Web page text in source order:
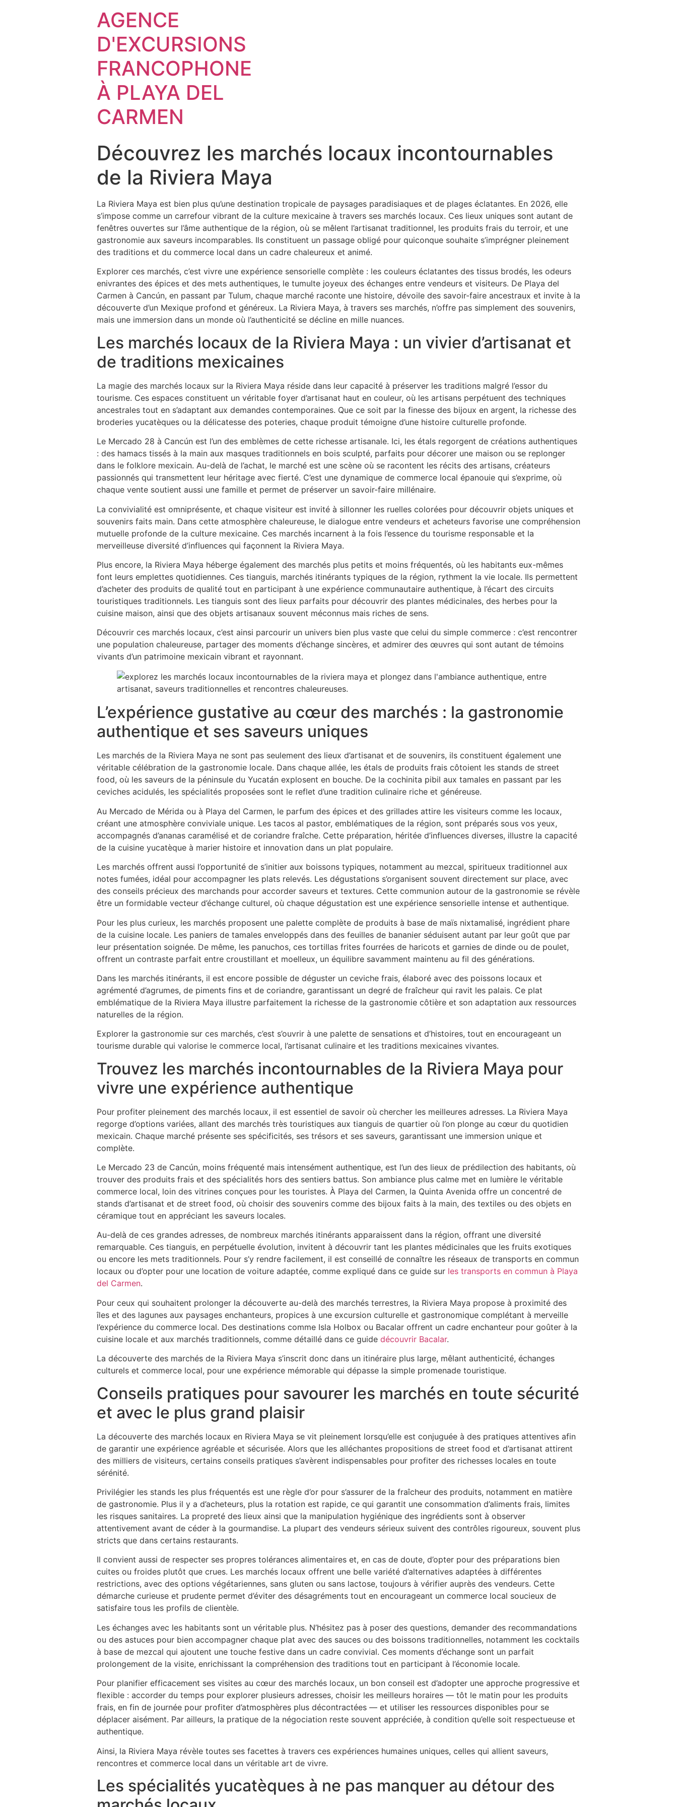
AGENCE
D'EXCURSIONS
FRANCOPHONE
À PLAYA DEL
CARMEN
Découvrez les marchés locaux incontournables
de la Riviera Maya
La Riviera Maya est bien plus qu’une destination tropicale de paysages paradisiaques et de plages éclatantes. En 2026, elle
s’impose comme un carrefour vibrant de la culture mexicaine à travers ses marchés locaux. Ces lieux uniques sont autant de
fenêtres ouvertes sur l’âme authentique de la région, où se mêlent l’artisanat traditionnel, les produits frais du terroir, et une
gastronomie aux saveurs incomparables. Ils constituent un passage obligé pour quiconque souhaite s’imprégner pleinement
des traditions et du commerce local dans un cadre chaleureux et animé.
Explorer ces marchés, c’est vivre une expérience sensorielle complète : les couleurs éclatantes des tissus brodés, les odeurs
enivrantes des épices et des mets authentiques, le tumulte joyeux des échanges entre vendeurs et visiteurs. De Playa del
Carmen à Cancún, en passant par Tulum, chaque marché raconte une histoire, dévoile des savoir-faire ancestraux et invite à la
découverte d’un Mexique profond et généreux. La Riviera Maya, à travers ses marchés, n’offre pas simplement des souvenirs,
mais une immersion dans un monde où l’authenticité se décline en mille nuances.
Les marchés locaux de la Riviera Maya : un vivier d’artisanat et
de traditions mexicaines
La magie des marchés locaux sur la Riviera Maya réside dans leur capacité à préserver les traditions malgré l’essor du
tourisme. Ces espaces constituent un véritable foyer d’artisanat haut en couleur, où les artisans perpétuent des techniques
ancestrales tout en s’adaptant aux demandes contemporaines. Que ce soit par la finesse des bijoux en argent, la richesse des
broderies yucatèques ou la délicatesse des poteries, chaque produit témoigne d’une histoire culturelle profonde.
Le Mercado 28 à Cancún est l’un des emblèmes de cette richesse artisanale. Ici, les étals regorgent de créations authentiques
: des hamacs tissés à la main aux masques traditionnels en bois sculpté, parfaits pour décorer une maison ou se replonger
dans le folklore mexicain. Au-delà de l’achat, le marché est une scène où se racontent les récits des artisans, créateurs
passionnés qui transmettent leur héritage avec fierté. C’est une dynamique de commerce local épanouie qui s’exprime, où
chaque vente soutient aussi une famille et permet de préserver un savoir-faire millénaire.
La convivialité est omniprésente, et chaque visiteur est invité à sillonner les ruelles colorées pour découvrir objets uniques et
souvenirs faits main. Dans cette atmosphère chaleureuse, le dialogue entre vendeurs et acheteurs favorise une compréhension
mutuelle profonde de la culture mexicaine. Ces marchés incarnent à la fois l’essence du tourisme responsable et la
merveilleuse diversité d’influences qui façonnent la Riviera Maya.
Plus encore, la Riviera Maya héberge également des marchés plus petits et moins fréquentés, où les habitants eux-mêmes
font leurs emplettes quotidiennes. Ces tianguis, marchés itinérants typiques de la région, rythment la vie locale. Ils permettent
d’acheter des produits de qualité tout en participant à une expérience communautaire authentique, à l’écart des circuits
touristiques traditionnels. Les tianguis sont des lieux parfaits pour découvrir des plantes médicinales, des herbes pour la
cuisine maison, ainsi que des objets artisanaux souvent méconnus mais riches de sens.
Découvrir ces marchés locaux, c’est ainsi parcourir un univers bien plus vaste que celui du simple commerce : c’est rencontrer
une population chaleureuse, partager des moments d’échange sincères, et admirer des œuvres qui sont autant de témoins
vivants d’un patrimoine mexicain vibrant et rayonnant.
L’expérience gustative au cœur des marchés : la gastronomie
authentique et ses saveurs uniques
Les marchés de la Riviera Maya ne sont pas seulement des lieux d’artisanat et de souvenirs, ils constituent également une
véritable célébration de la gastronomie locale. Dans chaque allée, les étals de produits frais côtoient les stands de street
food, où les saveurs de la péninsule du Yucatán explosent en bouche. De la cochinita pibil aux tamales en passant par les
ceviches acidulés, les spécialités proposées sont le reflet d’une tradition culinaire riche et généreuse.
Au Mercado de Mérida ou à Playa del Carmen, le parfum des épices et des grillades attire les visiteurs comme les locaux,
créant une atmosphère conviviale unique. Les tacos al pastor, emblématiques de la région, sont préparés sous vos yeux,
accompagnés d’ananas caramélisé et de coriandre fraîche. Cette préparation, héritée d’influences diverses, illustre la capacité
de la cuisine yucatèque à marier histoire et innovation dans un plat populaire.
Les marchés offrent aussi l’opportunité de s’initier aux boissons typiques, notamment au mezcal, spiritueux traditionnel aux
notes fumées, idéal pour accompagner les plats relevés. Les dégustations s’organisent souvent directement sur place, avec
des conseils précieux des marchands pour accorder saveurs et textures. Cette communion autour de la gastronomie se révèle
être un formidable vecteur d’échange culturel, où chaque dégustation est une expérience sensorielle intense et authentique.
Pour les plus curieux, les marchés proposent une palette complète de produits à base de maïs nixtamalisé, ingrédient phare
de la cuisine locale. Les paniers de tamales enveloppés dans des feuilles de bananier séduisent autant par leur goût que par
leur présentation soignée. De même, les panuchos, ces tortillas frites fourrées de haricots et garnies de dinde ou de poulet,
offrent un contraste parfait entre croustillant et moelleux, un équilibre savamment maintenu au fil des générations.
Dans les marchés itinérants, il est encore possible de déguster un ceviche frais, élaboré avec des poissons locaux et
agrémenté d’agrumes, de piments fins et de coriandre, garantissant un degré de fraîcheur qui ravit les palais. Ce plat
emblématique de la Riviera Maya illustre parfaitement la richesse de la gastronomie côtière et son adaptation aux ressources
naturelles de la région.
Explorer la gastronomie sur ces marchés, c’est s’ouvrir à une palette de sensations et d’histoires, tout en encourageant un
tourisme durable qui valorise le commerce local, l’artisanat culinaire et les traditions mexicaines vivantes.
Trouvez les marchés incontournables de la Riviera Maya pour
vivre une expérience authentique
Pour profiter pleinement des marchés locaux, il est essentiel de savoir où chercher les meilleures adresses. La Riviera Maya
regorge d’options variées, allant des marchés très touristiques aux tianguis de quartier où l’on plonge au cœur du quotidien
mexicain. Chaque marché présente ses spécificités, ses trésors et ses saveurs, garantissant une immersion unique et
complète.
Le Mercado 23 de Cancún, moins fréquenté mais intensément authentique, est l’un des lieux de prédilection des habitants, où
trouver des produits frais et des spécialités hors des sentiers battus. Son ambiance plus calme met en lumière le véritable
commerce local, loin des vitrines conçues pour les touristes. À Playa del Carmen, la Quinta Avenida offre un concentré de
stands d’artisanat et de street food, où choisir des souvenirs comme des bijoux faits à la main, des textiles ou des objets en
céramique tout en appréciant les saveurs locales.
Au-delà de ces grandes adresses, de nombreux marchés itinérants apparaissent dans la région, offrant une diversité
remarquable. Ces tianguis, en perpétuelle évolution, invitent à découvrir tant les plantes médicinales que les fruits exotiques
ou encore les mets traditionnels. Pour s’y rendre facilement, il est conseillé de connaître les réseaux de transports en commun
locaux ou d’opter pour une location de voiture adaptée, comme expliqué dans ce guide sur les transports en commun à Playa
del Carmen.
Pour ceux qui souhaitent prolonger la découverte au-delà des marchés terrestres, la Riviera Maya propose à proximité des
îles et des lagunes aux paysages enchanteurs, propices à une excursion culturelle et gastronomique complétant à merveille
l’expérience du commerce local. Des destinations comme Isla Holbox ou Bacalar offrent un cadre enchanteur pour goûter à la
cuisine locale et aux marchés traditionnels, comme détaillé dans ce guide découvrir Bacalar.
La découverte des marchés de la Riviera Maya s’inscrit donc dans un itinéraire plus large, mêlant authenticité, échanges
culturels et commerce local, pour une expérience mémorable qui dépasse la simple promenade touristique.
Conseils pratiques pour savourer les marchés en toute sécurité
et avec le plus grand plaisir
La découverte des marchés locaux en Riviera Maya se vit pleinement lorsqu’elle est conjuguée à des pratiques attentives afin
de garantir une expérience agréable et sécurisée. Alors que les alléchantes propositions de street food et d’artisanat attirent
des milliers de visiteurs, certains conseils pratiques s’avèrent indispensables pour profiter des richesses locales en toute
sérénité.
Privilégier les stands les plus fréquentés est une règle d’or pour s’assurer de la fraîcheur des produits, notamment en matière
de gastronomie. Plus il y a d’acheteurs, plus la rotation est rapide, ce qui garantit une consommation d’aliments frais, limites
les risques sanitaires. La propreté des lieux ainsi que la manipulation hygiénique des ingrédients sont à observer
attentivement avant de céder à la gourmandise. La plupart des vendeurs sérieux suivent des contrôles rigoureux, souvent plus
stricts que dans certains restaurants.
Il convient aussi de respecter ses propres tolérances alimentaires et, en cas de doute, d’opter pour des préparations bien
cuites ou froides plutôt que crues. Les marchés locaux offrent une belle variété d’alternatives adaptées à différentes
restrictions, avec des options végétariennes, sans gluten ou sans lactose, toujours à vérifier auprès des vendeurs. Cette
démarche curieuse et prudente permet d’éviter des désagréments tout en encourageant un commerce local soucieux de
satisfaire tous les profils de clientèle.
Les échanges avec les habitants sont un véritable plus. N’hésitez pas à poser des questions, demander des recommandations
ou des astuces pour bien accompagner chaque plat avec des sauces ou des boissons traditionnelles, notamment les cocktails
à base de mezcal qui ajoutent une touche festive dans un cadre convivial. Ces moments d’échange sont un parfait
prolongement de la visite, enrichissant la compréhension des traditions tout en participant à l’économie locale.
Pour planifier efficacement ses visites au cœur des marchés locaux, un bon conseil est d’adopter une approche progressive et
flexible : accorder du temps pour explorer plusieurs adresses, choisir les meilleurs horaires — tôt le matin pour les produits
frais, en fin de journée pour profiter d’atmosphères plus décontractées — et utiliser les ressources disponibles pour se
déplacer aisément. Par ailleurs, la pratique de la négociation reste souvent appréciée, à condition qu’elle soit respectueuse et
authentique.
Ainsi, la Riviera Maya révèle toutes ses facettes à travers ces expériences humaines uniques, celles qui allient saveurs,
rencontres et commerce local dans un véritable art de vivre.
Les spécialités yucatèques à ne pas manquer au détour des